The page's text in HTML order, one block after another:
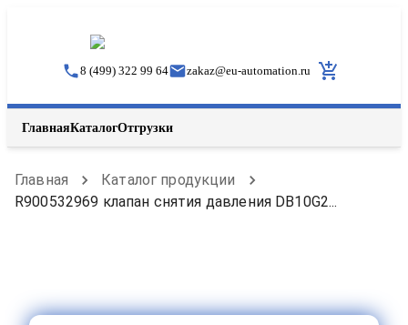
8 (499) 322 99 64 zakaz@eu-automation.ru
ГлавнаяКаталогОтгрузки
Главная
Каталог продукции
R900532969 клапан снятия давления DB10G2...